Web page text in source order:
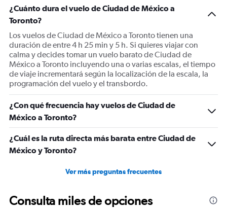
¿Cuánto dura el vuelo de Ciudad de México a
Toronto?
Los vuelos de Ciudad de México a Toronto tienen una
duración de entre 4 h 25 min y 5 h. Si quieres viajar con
calma y decides tomar un vuelo barato de Ciudad de
México a Toronto incluyendo una o varias escalas, el tiempo
de viaje incrementará según la localización de la escala, la
programación del vuelo y el transbordo.
¿Con qué frecuencia hay vuelos de Ciudad de
México a Toronto?
¿Cuál es la ruta directa más barata entre Ciudad de
México y Toronto?
Ver más preguntas frecuentes
Consulta miles de opciones